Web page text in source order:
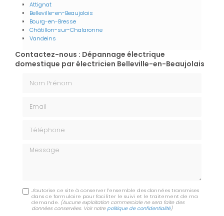
Attignat
Belleville-en-Beaujolais
Bourg-en-Bresse
Châtillon-sur-Chalaronne
Vandeins
Contactez-nous : Dépannage électrique
domestique par électricien Belleville-en-Beaujolais
Message
J'autorise ce site à conserver l'ensemble des données transmises
dans ce formulaire pour faciliter le suivi et le traitement de ma
demande. (Aucune exploitation commerciale ne sera faite des
données conservées. Voir notrepolitique de confidentialité)